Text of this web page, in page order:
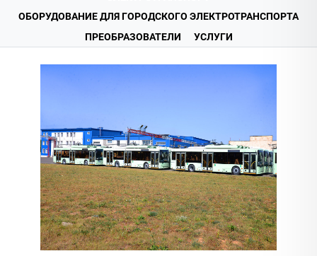
ОБОРУДОВАНИЕ ДЛЯ ГОРОДСКОГО ЭЛЕКТРОТРАНСПОРТА
ПРЕОБРАЗОВАТЕЛИ
УСЛУГИ